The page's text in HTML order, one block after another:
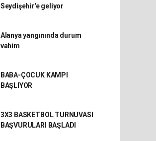
Seydişehir'e geliyor
Alanya yangınında durum
vahim
BABA-ÇOCUK KAMPI
BAŞLIYOR
3X3 BASKETBOL TURNUVASI
BAŞVURULARI BAŞLADI